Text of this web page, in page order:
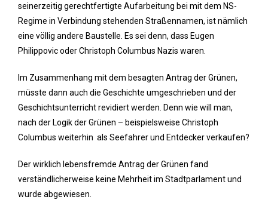
seinerzeitig gerechtfertigte Aufarbeitung bei mit dem NS-
Regime in Verbindung stehenden Straßennamen, ist nämlich
eine völlig andere Baustelle. Es sei denn, dass Eugen
Philippovic oder Christoph Columbus Nazis waren.
Im Zusammenhang mit dem besagten Antrag der Grünen,
müsste dann auch die Geschichte umgeschrieben und der
Geschichtsunterricht revidiert werden. Denn wie will man,
nach der Logik der Grünen – beispielsweise Christoph
Columbus weiterhin als Seefahrer und Entdecker verkaufen?
Der wirklich lebensfremde Antrag der Grünen fand
verständlicherweise keine Mehrheit im Stadtparlament und
wurde abgewiesen.